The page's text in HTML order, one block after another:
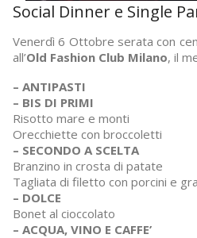
Social Dinner e Single
Venerdì 6 Ottobre serata con
all’Old Fashion Club Milano, il
– ANTIPASTI
– BIS DI PRIMI
Risotto mare e monti
Orecchiette con broccoletti
– SECONDO A SCELTA
Branzino in crosta di patate
Tagliata di filetto con porcini e
– DOLCE
Bonet al cioccolato
– ACQUA, VINO E CAFFE’